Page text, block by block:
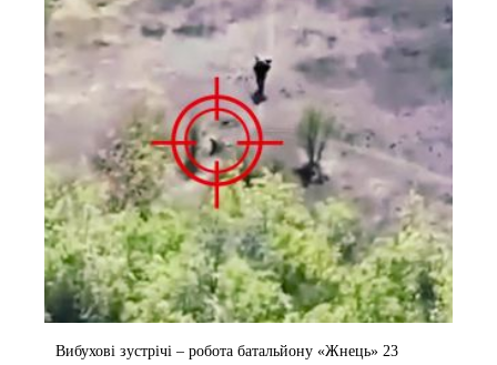
Вибухові зустрічі – робота батальйону «Жнець» 23